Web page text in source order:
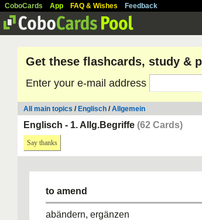
CoboCards App FAQ & Wishes Feedback
Get these flashcards, study &
Enter your e-mail address
All main topics / Englisch /Allgemein
Englisch - 1. Allg.Begriffe (62 Cards)
Say thanks
to amend
abändern, ergänzen